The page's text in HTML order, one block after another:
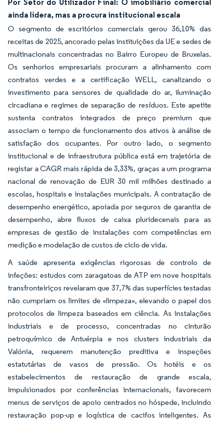
ainda lidera, mas a procura institucional escala
O segmento de escritórios comerciais gerou 36,10% das
receitas de 2025, ancorado pelas instituições da UE e sedes de
multinacionais concentradas no Bairro Europeu de Bruxelas.
Os senhorios empresariais procuram a alinhamento com
contratos verdes e a certificação WELL, canalizando o
investimento para sensores de qualidade do ar, iluminação
circadiana e regimes de separação de resíduos. Este apetite
sustenta contratos integrados de preço premium que
associam o tempo de funcionamento dos ativos à análise de
satisfação dos ocupantes. Por outro lado, o segmento
institucional e de infraestrutura pública está em trajetória de
registar a CAGR mais rápida de 3,33%, graças a um programa
nacional de renovação de EUR 30 mil milhões destinado a
escolas, hospitais e instalações municipais. A contratação de
desempenho energético, apoiada por seguros de garantia de
desempenho, abre fluxos de caixa pluridecenais para as
empresas de gestão de instalações com competências em
medição e modelação de custos de ciclo de vida.
A saúde apresenta exigências rigorosas de controlo de
infeções: estudos com zaragatoas de ATP em nove hospitais
transfronteiriços revelaram que 37,7% das superfícies testadas
não cumpriam os limites de «limpeza», elevando o papel dos
protocolos de limpeza baseados em ciência. As instalações
industriais e de processo, concentradas no cinturão
petroquímico de Antuérpia e nos clusters industriais da
Valónia, requerem manutenção preditiva e inspeções
estatutárias de vasos de pressão. Os hotéis e os
estabelecimentos de restauração de grande escala,
impulsionados por conferências internacionais, favorecem
menus de serviços de apoio centrados no hóspede, incluindo
restauração pop-up e logística de cacifos inteligentes. As